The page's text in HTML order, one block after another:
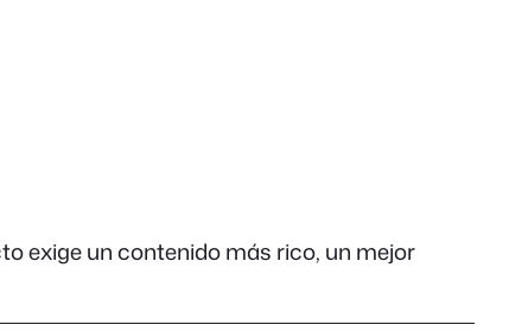
exige un contenido más rico, un mejor